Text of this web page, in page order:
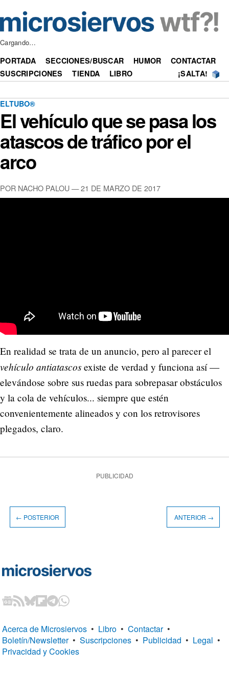
Cargando…
PORTADA SECCIONES/BUSCAR HUMOR
CONTACTAR
SUSCRIPCIONES
TIENDA LIBRO ¡SALTA!
ELTUBO®
El vehículo que se pasa los
atascos de tráfico por el
arco
POR NACHO PALOU —21 DE MARZO DE 2017
En realidad se trata de un anuncio, pero al parecer el
vehículo antiatascos existe de verdad y funciona así —
elevándose sobre sus ruedas para sobrepasar obstáculos
y la cola de vehículos... siempre que estén
convenientemente alineados y con los retrovisores
plegados, claro.
PUBLICIDAD
← POSTERIOR ANTERIOR →
Acerca de Microsiervos • Libro • Contactar •
Boletín/Newsletter • Suscripciones • Publicidad • Legal •
Privacidad y Cookies